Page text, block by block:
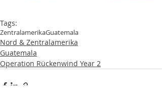
Tags:
ZentralamerikaGuatemala
Nord & Zentralamerika
Guatemala
Operation Rückenwind Year 2